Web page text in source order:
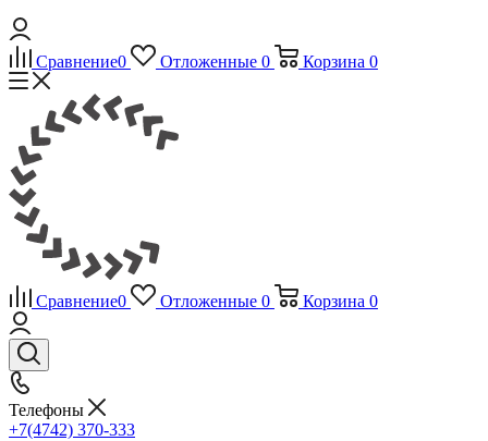
Сравнение0 Отложенные 0 Корзина 0
Сравнение0 Отложенные 0 Корзина 0
Телефоны
+7(4742) 370-333